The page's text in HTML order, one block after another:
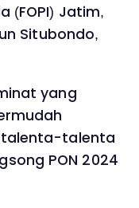
(FOPI) Jatim,
Situbondo,
yang
talenta-talenta
PON 2024